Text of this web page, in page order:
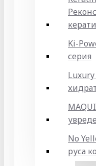
Ki-
серия
No
руса